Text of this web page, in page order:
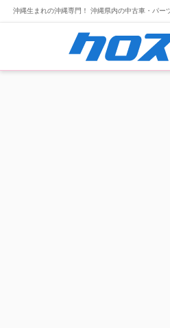
沖縄生まれの沖縄専門！ 沖縄県内の中古車・パー